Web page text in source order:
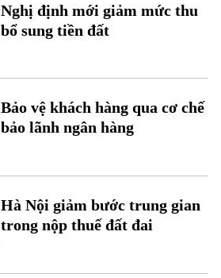
Nghị định mới giảm mức thu
bổ sung tiền đất
Bảo vệ khách hàng qua cơ chế
bảo lãnh ngân hàng
Hà Nội giảm bước trung gian
trong nộp thuế đất đai